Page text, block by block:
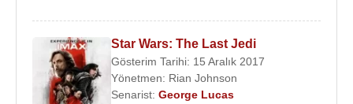
Star Wars: The Last Jedi
Gösterim Tarihi: 15 Aralık 2017
Yönetmen: Rian Johnson
Senarist: George Lucas